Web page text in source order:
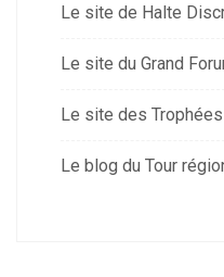
Le site de Halte
Le site du Grand
Le site des
Le blog du Tour